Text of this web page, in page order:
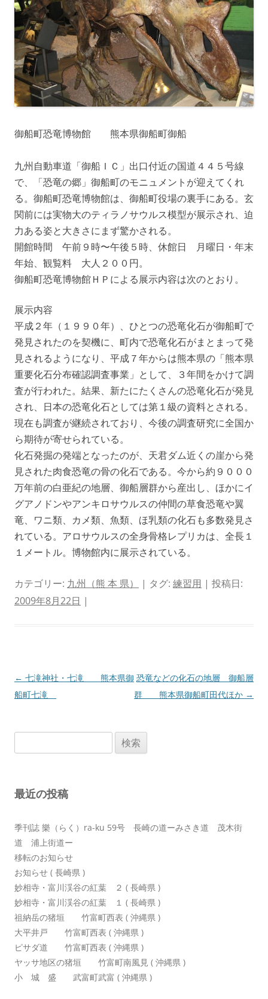
御船町恐竜博物館 熊本県御船町御船
九州自動車道「御船ＩＣ」出口付近の国道４４５号線
で、「恐竜の郷」御船町のモニュメントが迎えてくれ
る。御船町恐竜博物館は、御船町役場の裏手にある。玄
関前には実物大のティラノサウルス模型が展示され、迫
力ある姿と大きさにまず驚かされる。
開館時間 午前９時〜午後５時、休館日 月曜日・年末
年始、観覧料 大人２００円。
御船町恐竜博物館ＨＰによる展示内容は次のとおり。
展示内容
平成２年（１９９０年）、ひとつの恐竜化石が御船町で
発見されたのを契機に、町内で恐竜化石がまとまって発
見されるようになり、平成７年からは熊本県の「熊本県
重要化石分布確認調査事業」として、３年間をかけて調
査が行われた。結果、新たにたくさんの恐竜化石が発見
され、日本の恐竜化石としては第１級の資料とされる。
現在も調査が継続されており、今後の調査研究に全国か
ら期待が寄せられている。
化石発掘の発端となったのが、天君ダム近くの崖から発
見された肉食恐竜の骨の化石である。今から約９０００
万年前の白亜紀の地層、御船層群から産出し、ほかにイ
グアノドンやアンキロサウルスの仲間の草食恐竜や翼
竜、ワニ類、カメ類、魚類、ほ乳類の化石も多数発見さ
れている。アロサウルスの全身骨格レプリカは、全長１
１メートル。博物館内に展示されている。
カテゴリー: 九州（熊 本 県） | タグ: 練習用 | 投稿日:
2009年8月22日 |
投
稿
ョ
← 七滝神社・七滝 熊本県御
船町七滝
恐竜などの化石の地層 御船層
群 熊本県御船町田代ほか →
索:
最近の投稿
季刊誌 樂（らく）ra-ku 59号 長崎の道ーみさき道 茂木街
道 浦上街道ー
移転のお知らせ
お知らせ ( 長崎県 )
妙相寺・富川渓谷の紅葉 ２ ( 長崎県 )
妙相寺・富川渓谷の紅葉 １ ( 長崎県 )
祖納岳の猪垣 竹富町西表 ( 沖縄県 )
大平井戸 竹富町西表 ( 沖縄県 )
ピサダ道 竹富町西表 ( 沖縄県 )
ヤッサ地区の猪垣 竹富町南風見 ( 沖縄県 )
小 城 盛 武富町武富 ( 沖縄県 )